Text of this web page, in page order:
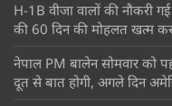
H-1B वीजा वालों की नौकरी
की 60 दिन की मोहलत खत्म
नेपाल PM बालेन सोमवार को
दूत से बात होगी, अगले दिन